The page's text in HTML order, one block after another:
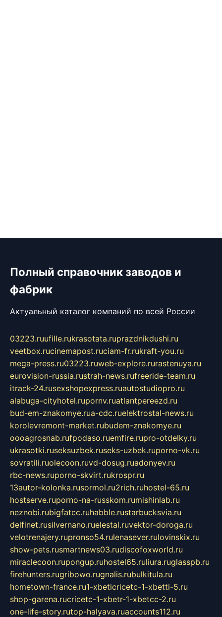
Полный справочник заводов и
фабрик
Актуальный каталог компаний по всей России
03223.ruufille.rukrasotata.ruprazdnikdushi.ru
veetbox.rucinemapost.ruciam-fr.rukraft-you.ru
mega-press.ru03223.ruweb-explore.rurastenuya.ru
eurovision-russia.rustrah-news.rufreeride-team.ru
itrack-24.rusexshopexpress.ruautostudiopro.ru
alabuga-cityhotel.rupornv.ruatlantpereezd.ru
bud-em-znakomye.rua-cdc.ruelektrostal-news.ru
korolevremont-market.rubudem-znakomye.ru
oooagrosnab.rufpodaso.ruemfire.rupro-otdelky.ru
ukrasotki.ruseksuzbek.ruseks-uzbek.ruporno-vk.ru
sovratili.ruolecoon.ruvd-dosug.ruadonyev.ru
rbc-news.ruporno-skvirt.rukrospr.ru
13autor-kolonka.rusormol.ru2rich.ruhostel-65.ru
hostserve.ruporno-na-russkom.rumishinlab.ru
neznobi.rubigfatcc.ruhabble.rustarbucksvia.ru
delfinet.rusilvernano.ruelestal.ruvektor-doroga.ru
velotrenajery.rupronso54.rulenasever.rulovinskix.ru
show-pets.rusmartnews03.rudiscofoxworld.ru
miraclecoon.rupongup.ruhostel65.ruliura.ruglasspb.ru
firehunters.rugribowo.rugnalis.rubulkitula.ru
hometown-france.ru1-xbeticricetc-1-xbetti-5.ru
shop-garena.rucricetc-1-xbetr-1-xbetcc-2.ru
one-life-story.rutop-halyava.ruaccounts112.ru